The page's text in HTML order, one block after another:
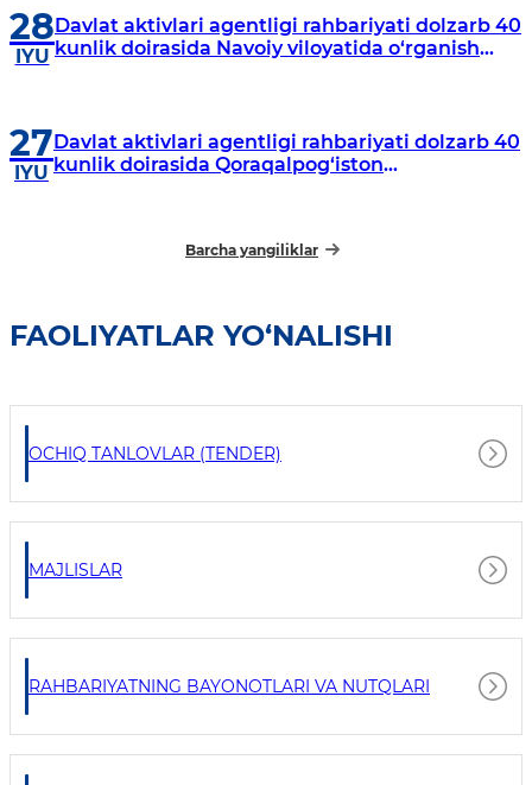
28
IYU
Davlat aktivlari agentligi rahbariyati dolzarb 40
kunlik doirasida Navoiy viloyatida o‘rganish
27
IYU
Davlat aktivlari agentligi rahbariyati dolzarb 40
kunlik doirasida Qoraqalpog‘iston
Barcha yangiliklar
FAOLIYATLAR YO‘NALISHI
OCHIQ TANLOVLAR (TENDER)
MAJLISLAR
RAHBARIYATNING BAYONOTLARI VA NUTQLARI